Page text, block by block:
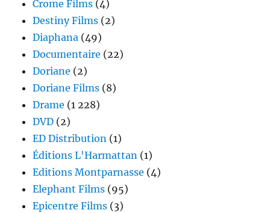
Crome Films (4)
Destiny Films (2)
Diaphana (49)
Documentaire (22)
Doriane (2)
Doriane Films (8)
Drame (1 228)
DVD (2)
ED Distribution (1)
Éditions L'Harmattan (1)
Editions Montparnasse (4)
Elephant Films (95)
Epicentre Films (3)